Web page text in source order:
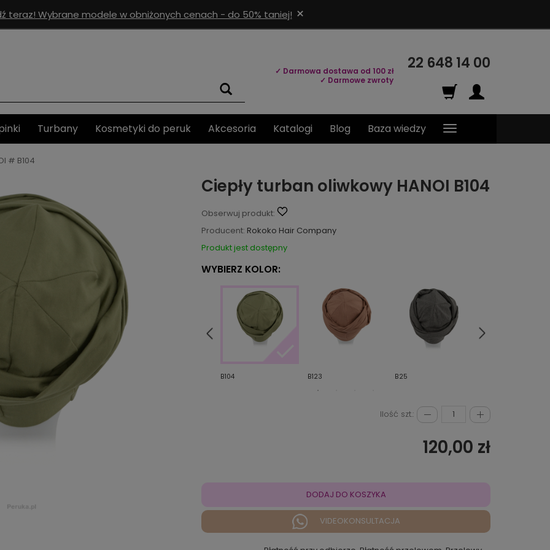
teraz! Wybrane modele w obniżonych cenach - do 50% taniej! ×
✓ Darmowa dostawa od 100 zł
✓ Darmowe zwroty
22 648 14 00
Turbany Kosmetyki do peruk Akcesoria Katalogi Blog Baza wiedzy
# B104
Ciepły turban oliwkowy HANOI B104
Obserwuj produkt:
Producent: Rokoko Hair Company
Produkt jest dostępny
WYBIERZ KOLOR:
B25 B104 B123 B25
Ilość szt.:
120,00 zł
DODAJ DO KOSZYKA
VIDEOKONSULTACJA